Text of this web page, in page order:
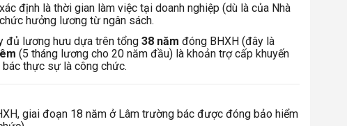
định là thời gian làm việc tại doanh nghiệp (dù là của Nhà
hưởng lương từ ngân sách.
đủ lương hưu dựa trên tổng 38 năm đóng BHXH (đây là
(5 tháng lương cho 20 năm đầu) là khoản trợ cấp khuyến
thực sự là công chức.
giai đoạn 18 năm ở Lâm trường bác được đóng bảo hiểm